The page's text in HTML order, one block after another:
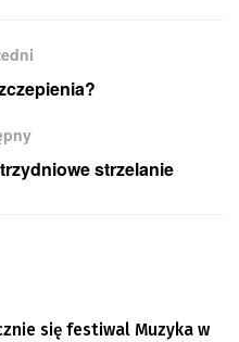
strzelanie
się festiwal Muzyka w